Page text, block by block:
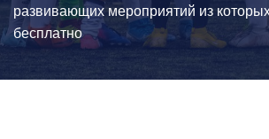
развивающих мероприятий из
бесплатно